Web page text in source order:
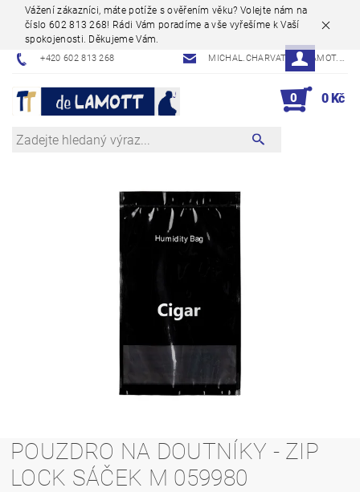
Vážení zákazníci, máte potíže s ověřením věku? Volejte nám na
číslo 602 813 268! Rádi Vám poradíme a vše vyřešíme k Vaší
spokojenosti. Děkujeme Vám.
+420 602 813 268 MICHAL.CHARVAT@DELAMOT.CZ
0 0 Kč
POUZDRO NA DOUTNÍKY - ZIP
LOCK SÁČEK M 059980